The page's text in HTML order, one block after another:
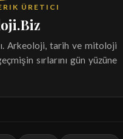
ÜRETICI
Arkeoloji, tarih ve mitoloji
sırlarını gün yüzüne